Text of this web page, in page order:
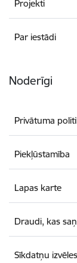
Projekti
Par iestādi
Noderīgi
Privātuma
Piekļūstamība
Lapas karte
Draudi, kas
Sīkdatņu